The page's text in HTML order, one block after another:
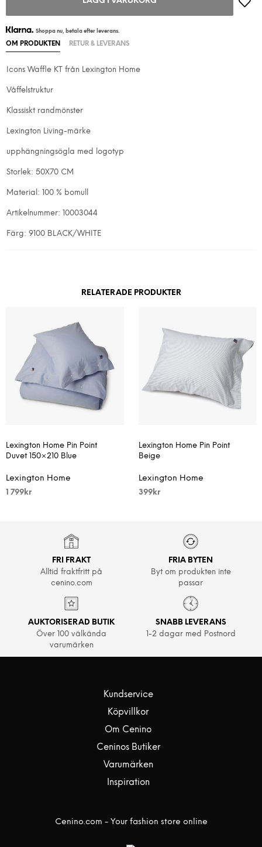
Shoppa nu, betala efter leverans.
OM PRODUKTEN RETUR & LEVERANS
Icons Waffle KT från Lexington Home
Våffelstruktur
Klassiskt randmönster
Lexington Living-märke
upphängningsögla med logotyp
Storlek: 50X70 CM
Material: 100 % bomull
Artikelnummer: 10003044
Färg: 9100 BLACK/WHITE
RELATERADE PRODUKTER
Lexington Home Pin Point
Duvet 150×210 Blue
Lexington Home
1 799 kr
Lexington Home Pin Point
Beige
Lexington Home
399kr
FRI FRAKT
Alltid fraktfritt på
cenino.com
FRIA BYTEN
Byt om produkten inte
passar
AUKTORISERAD BUTIK
Över 100 välkända
varumärken
SNABB LEVERANS
1-2 dagar med Postnord
Kundservice
Köpvillkor
Om Cenino
Ceninos Butiker
Varumärken
Inspiration
Cenino.com - Your fashion store online